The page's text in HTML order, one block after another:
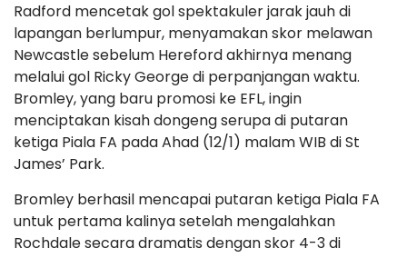
Radford mencetak gol spektakuler jarak jauh di
lapangan berlumpur, menyamakan skor melawan
Newcastle sebelum Hereford akhirnya menang
melalui gol Ricky George di perpanjangan waktu.
Bromley, yang baru promosi ke EFL, ingin
menciptakan kisah dongeng serupa di putaran
ketiga Piala FA pada Ahad (12/1) malam WIB di St
James’ Park.
Bromley berhasil mencapai putaran ketiga Piala FA
untuk pertama kalinya setelah mengalahkan
Rochdale secara dramatis dengan skor 4-3 di